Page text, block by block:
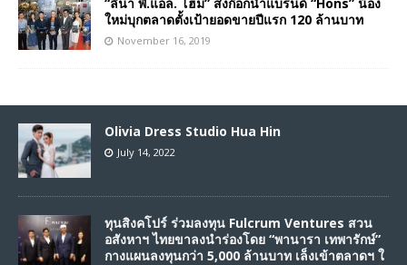
ใหม่บุกตลาดตั้งเป้ายอดขายปีแรก 120 ล้านบาท
November 16, 2019
Olivia Dress Studio Hua Hin
July 14, 2022
ทุนสิงคโปร์ ร่วมลงทุน Fulcrum Ventures สวน
อสังหาฯ ไทยขาลงนำร่องโดย “พานารา เทพารักษ์”
กางแผนลงทุนกว่า 5,000 ล้านบาท เล็งเข้าตลาดฯ ใ